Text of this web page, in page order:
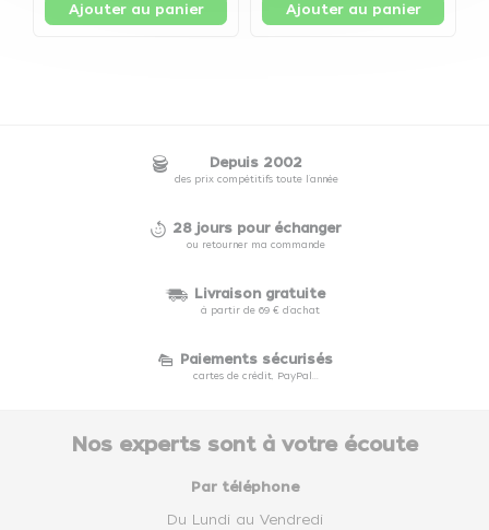
Ajouter au panier Ajouter au panier
Depuis 2002
des prix compétitifs toute l'année
28 jours pour échanger
ou retourner ma commande
Livraison gratuite
à partir de 69 € d'achat
Paiements sécurisés
cartes de crédit, PayPal...
Nos experts sont à votre écoute
Par téléphone
Du Lundi au Vendredi